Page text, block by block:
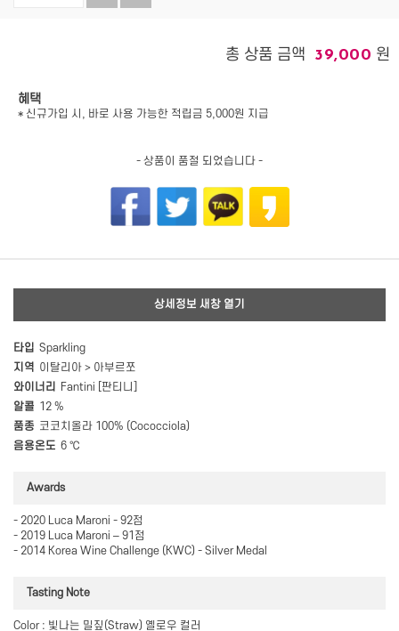
총 상품 금액 39,000 원
혜택
* 신규가입 시, 바로 사용 가능한 적립금 5,000원 지급
- 상품이 품절 되었습니다 -
상세정보 새창 열기
타입 Sparkling
지역 이탈리아 > 아부르쪼
와이너리
Fantini [판티니]
알콜 12 %
품종 코코치올라 100% (Cococciola)
음용온도 6 ℃
Awards
- 2020 Luca Maroni - 92점
- 2019 Luca Maroni – 91점
- 2014 Korea Wine Challenge (KWC) - Silver Medal
Tasting Note
Color : 빛나는 밀짚(Straw) 옐로우 컬러